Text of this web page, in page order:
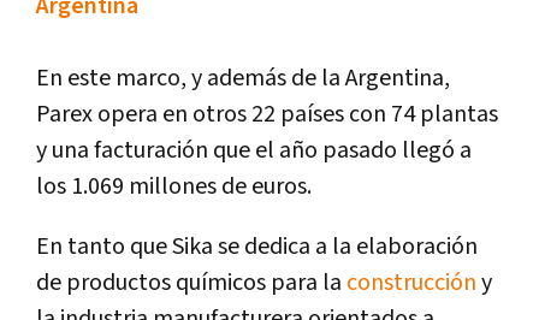
En este marco, y además de la Argentina,
Parex opera en otros 22 países con 74 plantas
y una facturación que el año pasado llegó a
los 1.069 millones de euros.
En tanto que Sika se dedica a la elaboración
de productos químicos para la construccióny